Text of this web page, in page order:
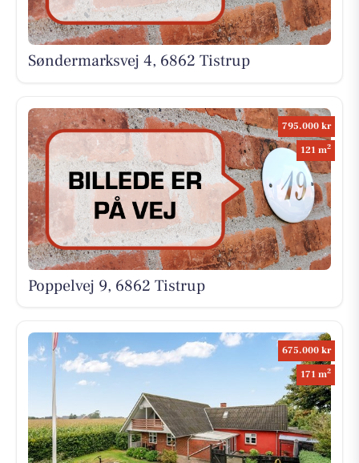
Søndermarksvej 4, 6862 Tistrup
795.000 kr
121 m2
Poppelvej 9, 6862 Tistrup
675.000 kr
171 m2